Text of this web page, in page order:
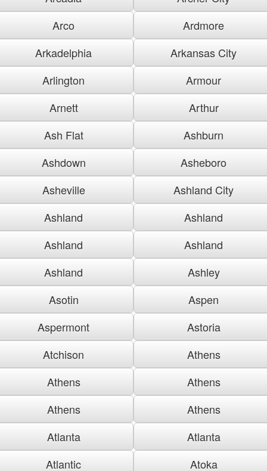
Arco
Ardmore
Arkadelphia
Arkansas City
Arlington
Armour
Arnett
Arthur
Ash Flat
Ashburn
Ashdown
Asheboro
Asheville
Ashland City
Ashland
Ashland
Ashland
Ashland
Ashland
Ashley
Asotin
Aspen
Aspermont
Astoria
Atchison
Athens
Athens
Athens
Athens
Athens
Atlanta
Atlanta
Atlantic
Atoka